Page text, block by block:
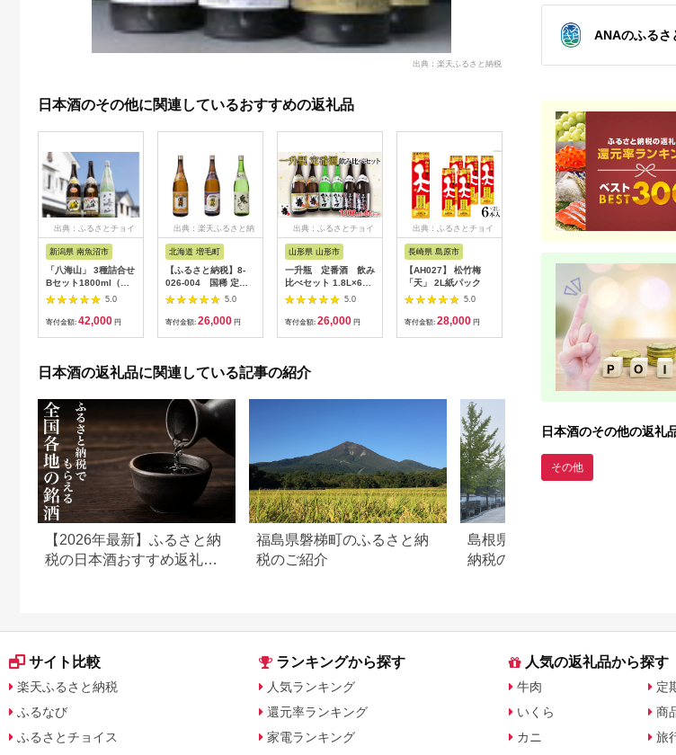
出典：楽天ふるさと納税
日本酒のその他に関連しているおすすめの返礼品
出典：ふるさとチョイ
新潟県 南魚沼市
「八海山」 3種詰合せ
Bセット1800ml（清
酒、特別本醸造、純米
5.0
寄付金額: 42,000 円
出典：楽天ふるさと納
北海道 増毛町
【ふるさと納税】8-
026-004 国稀 定番
の一升瓶3本セット(国
稀・上撰・鬼ころ
し) お酒・日本酒
5.0
寄付金額: 26,000 円
出典：ふるさとチョイ
山形県 山形市
一升瓶 定番酒 飲み
比べセット 1.8L×6本
【寿虎屋酒造】
FY21-416 山形 山形
県 山形市 日本酒 天然
5.0
寄付金額: 26,000 円
出典：ふるさとチョイ
長崎県 島原市
【AH027】 松竹梅
「天」 2L紙パック
5.0
寄付金額: 28,000 円
出典：ふるさとチョイ
ス
栃木県 大田原市
天鷹・旭興 呑み比べ
セット 酒 お酒 栃
木県 大田原市 地酒
5.0
11,000
出典
神奈川
司牡丹
セッ
１本
ト 文
り 観
お土
海 旧
日本酒の返礼品に関連している記事の紹介
【2026年最新】ふるさと納
税の日本酒おすすめ返礼品
福島県磐梯町のふるさと納
税のご紹介
島根県津和野町のふるさと
納税のご紹介
ANAのふるさ
日本酒のその他の返礼
その他
サイト比較
楽天ふるさと納税
ふるなび
ふるさとチョイス
ランキングから探す
人気ランキング
還元率ランキング
家電ランキング
人気の返礼品から探す
牛肉
いくら
カニ
定
商
旅